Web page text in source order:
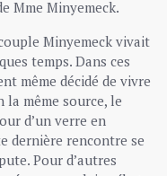
Mme Minyemeck.
Minyemeck vivait
temps. Dans ces
même décidé de vivre
la même source, le
d’un verre en
dernière rencontre se
Pour d’autres